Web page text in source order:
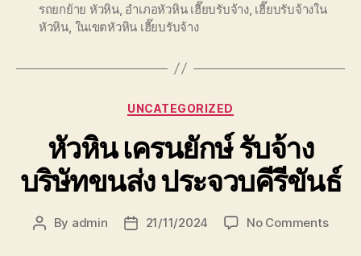
รถยกย้าย หัวหิน, อำเภอหัวหิน เฮี๊ยบรับจ้าง, เฮี๊ยบรับจ้างใน
หัวหิน ในเขตหัวหิน เฮี๊ยบรับจ้าง
Categories
UNCATEGORIZED
หัวหิน เครนยักษ์ รับจ้าง
บริษัทขนส่ง ประจวบคีรีขันธ์
Post
By admin
Post21/11/2024 No Commentson